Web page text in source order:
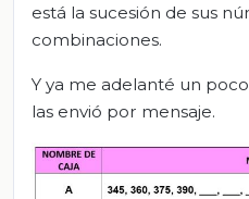
está la sucesión de sus
combinaciones.
Y ya me adelanté un
las envió por mensaje.